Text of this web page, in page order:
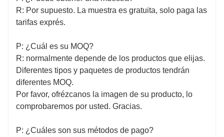
R: Por supuesto. La muestra es gratuita, solo paga las
tarifas exprés.
P: ¿Cuál es su MOQ?
R: normalmente depende de los productos que elijas.
Diferentes tipos y paquetes de productos tendrán
diferentes MOQ.
Por favor, ofrézcanos la imagen de su producto, lo
comprobaremos por usted. Gracias.
P: ¿Cuáles son sus métodos de pago?